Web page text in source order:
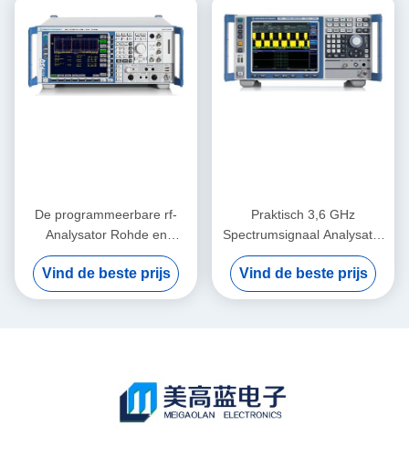
De programmeerbare rf-
Analysator Rohde en
Schwarz FSQ40 van het
Signaalspectrum
Vind de beste prijs
Praktisch 3,6 GHz
Spectrumsignaal Analysator
Gebruikte R&S FSV3 voor
leiden
Vind de beste prijs